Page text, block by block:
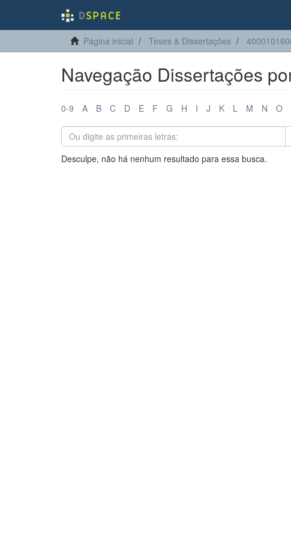
Página inicial Teses & Dissertações
Navegação Dissertações
0-9 A B C D E F G H I J K L M N O
Desculpe, não há nenhum resultado para essa busca.